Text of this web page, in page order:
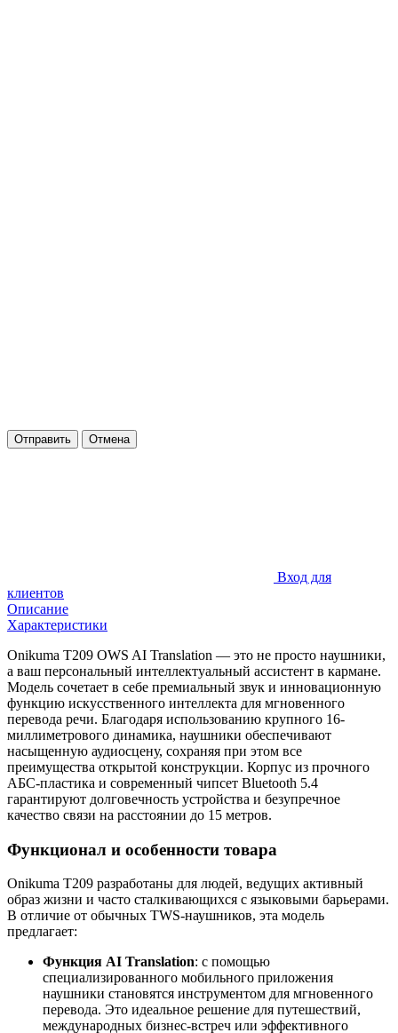
Отправить Отмена
Вход для
клиентов
Описание
Характеристики
Onikuma T209 OWS AI Translation — это не просто наушники,
а ваш персональный интеллектуальный ассистент в кармане.
Модель сочетает в себе премиальный звук и инновационную
функцию искусственного интеллекта для мгновенного
перевода речи. Благодаря использованию крупного 16-
миллиметрового динамика, наушники обеспечивают
насыщенную аудиосцену, сохраняя при этом все
преимущества открытой конструкции. Корпус из прочного
АБС-пластика и современный чипсет Bluetooth 5.4
гарантируют долговечность устройства и безупречное
качество связи на расстоянии до 15 метров.
Функционал и особенности товара
Onikuma T209 разработаны для людей, ведущих активный
образ жизни и часто сталкивающихся с языковыми барьерами.
В отличие от обычных TWS-наушников, эта модель
предлагает:
Функция AI Translation: с помощью
специализированного мобильного приложения
наушники становятся инструментом для мгновенного
перевода. Это идеальное решение для путешествий,
международных бизнес-встреч или эффективного